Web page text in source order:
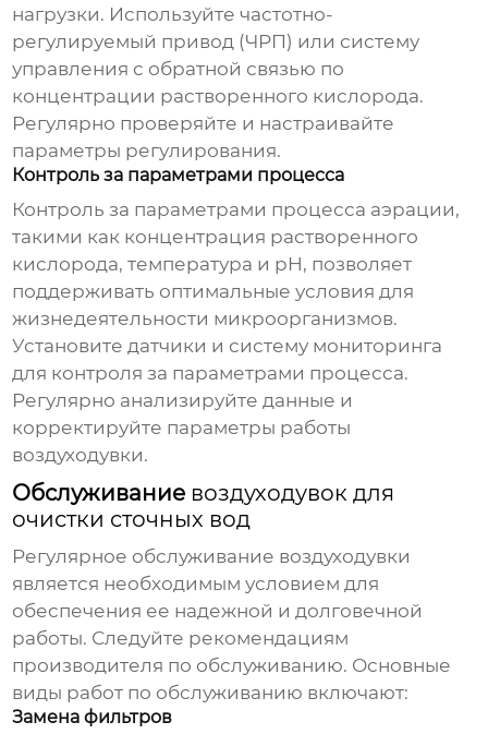
нагрузки. Используйте частотно-
регулируемый привод (ЧРП) или систему
управления с обратной связью по
концентрации растворенного кислорода.
Регулярно проверяйте и настраивайте
параметры регулирования.
Контроль за параметрами процесса
Контроль за параметрами процесса аэрации,
такими как концентрация растворенного
кислорода, температура и pH, позволяет
поддерживать оптимальные условия для
жизнедеятельности микроорганизмов.
Установите датчики и систему мониторинга
для контроля за параметрами процесса.
Регулярно анализируйте данные и
корректируйте параметры работы
воздуходувки.
Обслуживание воздуходувок для
очистки сточных вод
Регулярное обслуживание воздуходувки
является необходимым условием для
обеспечения ее надежной и долговечной
работы. Следуйте рекомендациям
производителя по обслуживанию. Основные
виды работ по обслуживанию включают:
Замена фильтров